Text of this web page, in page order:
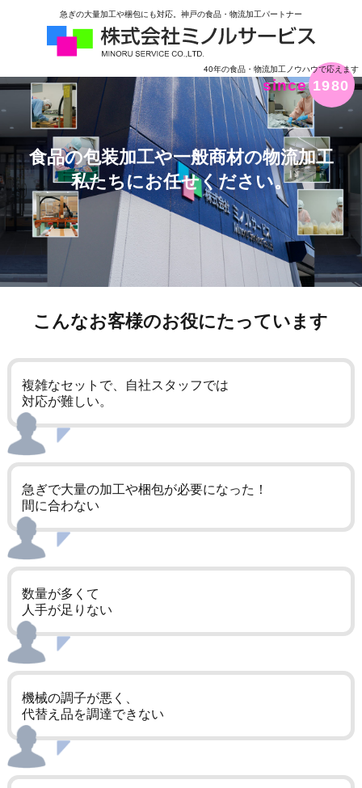
急ぎの大量加工や梱包にも対応。神戸の食品・物流加工パートナー
since 1980
40年の食品・物流加工ノウハウで応えます
食品の包装加工や一般商材の物流加工
私たちにお任せください。
こんなお客様のお役にたっています
複雑なセットで、 自社スタッフでは
対応が難しい。
急ぎで大量の加工や梱包が必要になった！
間に合わない
数量が多くて
人手が足りない
機械の調子が悪く、
代替え品を調達できない